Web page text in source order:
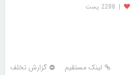
| 2288 پست
لینک مستقیم گزارش تخلف